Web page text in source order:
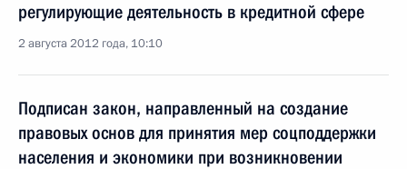
регулирующие деятельность в кредитной сфере
2 августа 2012 года, 10:10
Подписан закон, направленный на создание
правовых основ для принятия мер соцподдержки
населения и экономики при возникновении